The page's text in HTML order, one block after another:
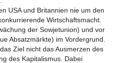
USA und Britannien nie um den
Wirtschaftsmacht.
der Sowjetunion) und vor
Absatzmärkte) im Vordergrund.
Ziel nicht das Ausmerzen des
des Kapitalismus. Dabei